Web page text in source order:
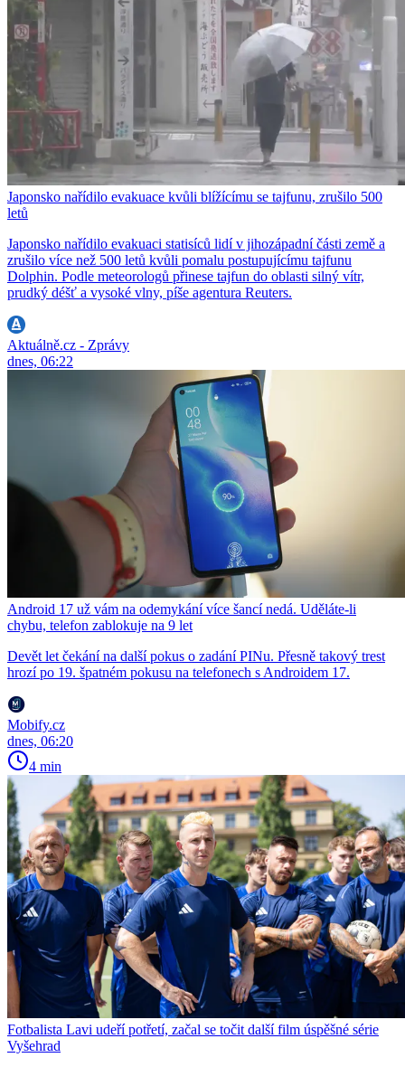
Japonsko nařídilo evakuace kvůli blížícímu se tajfunu, zrušilo 500
letů
Japonsko nařídilo evakuaci statisíců lidí v jihozápadní části země a
zrušilo více než 500 letů kvůli pomalu postupujícímu tajfunu
Dolphin. Podle meteorologů přinese tajfun do oblasti silný vítr,
prudký déšť a vysoké vlny, píše agentura Reuters.
Aktuálně.cz - Zprávy
dnes, 06:22
Android 17 už vám na odemykání více šancí nedá. Uděláte-li
chybu, telefon zablokuje na 9 let
Devět let čekání na další pokus o zadání PINu. Přesně takový trest
hrozí po 19. špatném pokusu na telefonech s Androidem 17.
Mobify.cz
dnes, 06:20
4 min
Fotbalista Lavi udeří potřetí, začal se točit další film úspěšné série
Vyšehrad